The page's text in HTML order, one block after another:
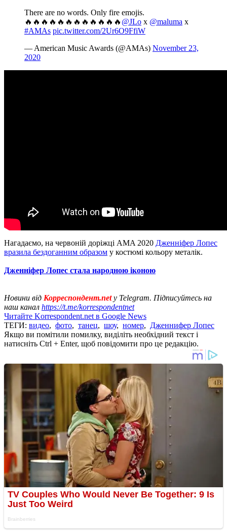
There are no words. Only fire emojis.
🔥🔥🔥🔥🔥🔥🔥🔥🔥🔥🔥🔥 @JLo x @maluma x
#AMAs pic.twitter.com/2Ur6O9FfiW
— American Music Awards (@AMAs) November 23,
2020
Нагадаємо, на червоній доріжці AMA 2020 Дженніфер Лопес
вразила бездоганним образом у костюмі кольору металік.
Дженніфер Лопес стала народною іконою
Новини від Корреспондент.netу Telegram. Підписуйтесь на
наш канал https://t.me/korrespondentnet
Читайте Korrespondent.net в Google News
ТЕГИ: видео, фото, танец, шоу, номер, Дженнифер Лопес
Якщо ви помітили помилку, виділіть необхідний текст і
натисніть Ctrl + Enter, щоб повідомити про це редакцію.